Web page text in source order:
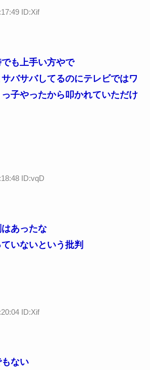
ID:Xif
も上手い方やで
バサバしてるのにテレビではワ
子やったから叩かれていただけ
ID:vqD
あったな
いないという批判
ID:Xif
ない